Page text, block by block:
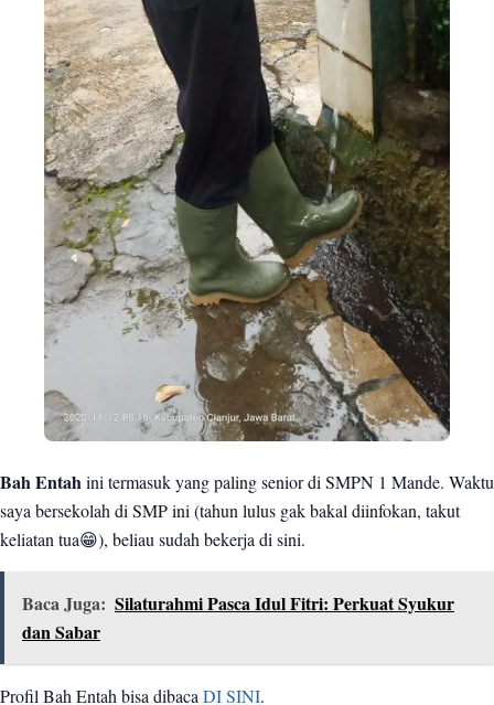
Bah Entah ini termasuk yang paling senior di SMPN 1 Mande. Waktu
saya bersekolah di SMP ini (tahun lulus gak bakal diinfokan, takut
keliatan tua😁), beliau sudah bekerja di sini.
Baca Juga: Silaturahmi Pasca Idul Fitri: Perkuat Syukur
dan Sabar
Profil Bah Entah bisa dibaca DI SINI.